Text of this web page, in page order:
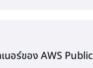
นอร์ของ AWS Public